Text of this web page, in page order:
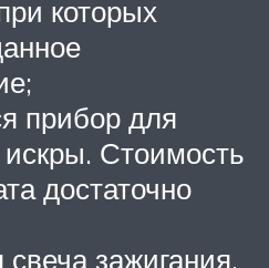
которых
прибор для
Стоимость
достаточно
свеча зажигания.